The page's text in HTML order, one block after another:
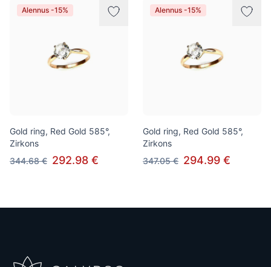
Alennus -15%
Gold ring, Red Gold 585°,
Zirkons
344.68 € 292.98 €
Alennus -15%
Gold ring, Red Gold 585°,
Zirkons
347.05 € 294.99 €